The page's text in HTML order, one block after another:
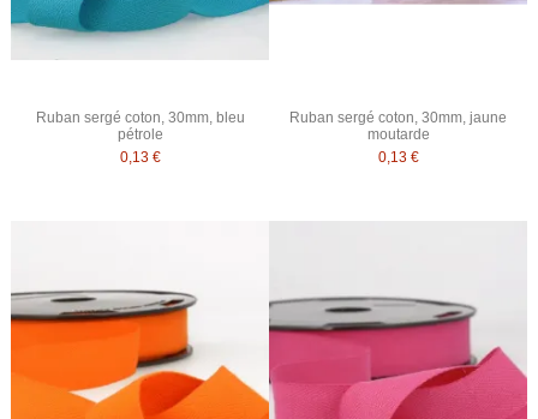
Ruban sergé coton, 30mm, bleu
pétrole
0,13 €
Ruban sergé coton, 30mm, jaune
moutarde
0,13 €